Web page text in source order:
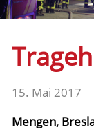
15. Mai 2017
Mengen,